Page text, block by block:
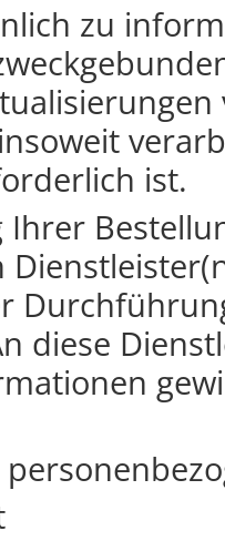
zu
ist.
Ihrer
diese